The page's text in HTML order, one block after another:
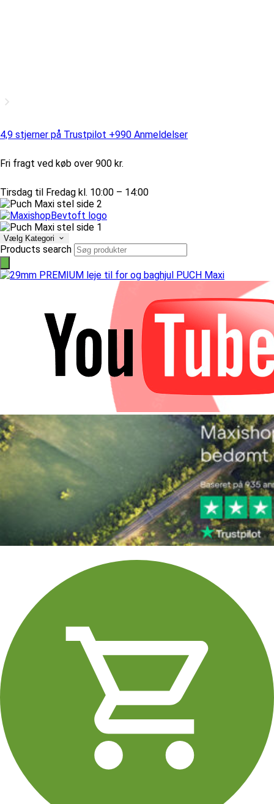
4,9 stjerner på Trustpilot +990 Anmeldelser
Fri fragt ved køb over 900 kr.
Tirsdag til Fredag kl. 10:00 – 14:00
Vælg Kategori
Products search